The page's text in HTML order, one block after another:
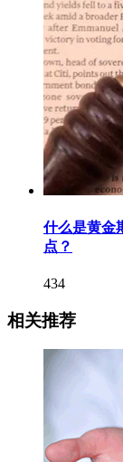
什么是黄金
点？
434
相关推荐